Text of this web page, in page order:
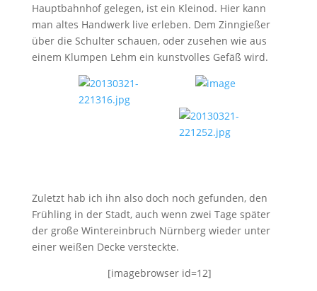
Hauptbahnhof gelegen, ist ein Kleinod. Hier kann
man altes Handwerk live erleben. Dem Zinngießer
über die Schulter schauen, oder zusehen wie aus
einem Klumpen Lehm ein kunstvolles Gefäß wird.
Zuletzt hab ich ihn also doch noch gefunden, den
Frühling in der Stadt, auch wenn zwei Tage später
der große Wintereinbruch Nürnberg wieder unter
einer weißen Decke versteckte.
[imagebrowser id=12]